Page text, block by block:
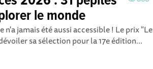
le monde
jamais été aussi accessible ! Le prix "Le
sa sélection pour la 17e édition...